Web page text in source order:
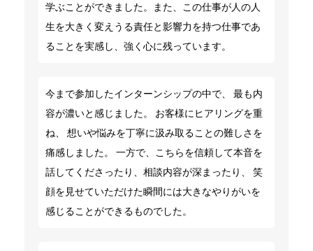
学ぶことができました。また、この仕事が人の人
生を大きく変えうる責任と影響力を持つ仕事であ
ることを実感し、強く心に残っています。
今まで参加したインターンシップの中で、 最も内
容が濃いと感じました。 お客様にヒアリングを重
ね、 想いや悩みを丁寧に汲み取ることの難しさを
痛感しました。 一方で、こちらを信頼して本音を
話してくださったり、相談内容が深まったり、 笑
顔を見せていただけた瞬間には大きなやりがいを
感じることができるものでした。